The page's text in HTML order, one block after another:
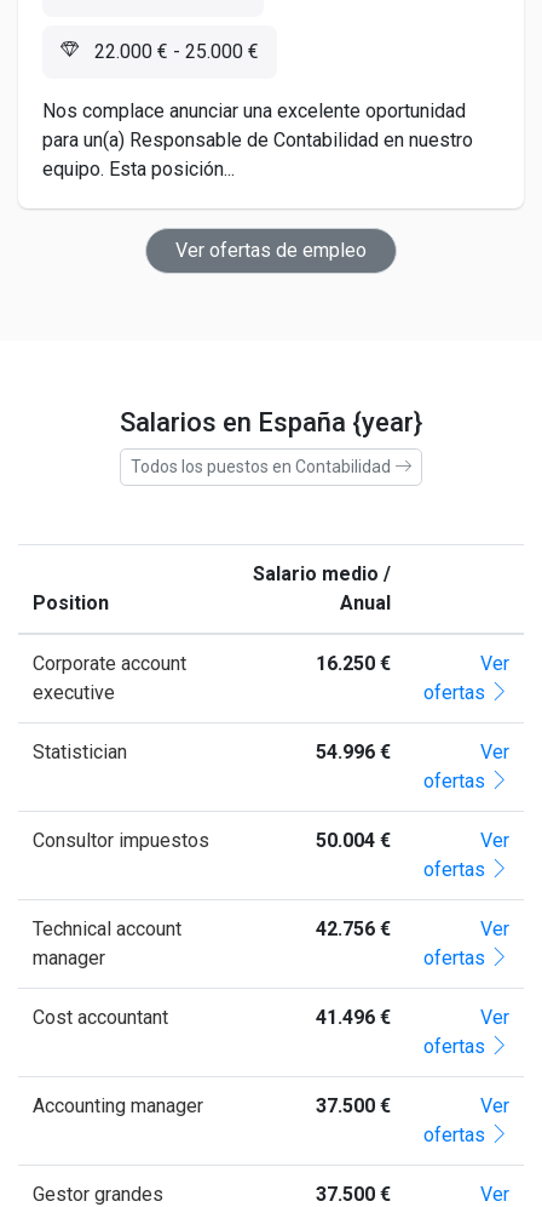
22.000 € - 25.000 €
Nos complace anunciar una excelente oportunidad
para un(a) Responsable de Contabilidad en nuestro
equipo. Esta posición...
Ver ofertas de empleo
Salarios en España {year}
Todos los puestos en Contabilidad
Position
Salario medio /
Anual
Corporate account
executive
16.250 €
Ver
ofertas
Statistician 54.996 €
Ver
ofertas
Consultor impuestos 50.004 €
Ver
ofertas
Technical account
manager
42.756 €
Ver
ofertas
Cost accountant 41.496 €
Ver
ofertas
Accounting manager 37.500 €
Ver
ofertas
Gestor grandes
37.500 €
Ver